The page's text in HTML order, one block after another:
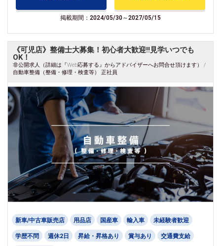
掲載期間：2024/05/30～2027/05/15
《可児店》整備士大募集！初心者大歓迎!!見学いつでも
OK！
非公開求人（詳細は『Web応募する』からアドバイザーへお問合せ頂けます） /
自動車整備（整備・修理・検査等） 正社員
新車/中古車販売店 用品店 国産車 輸入車 未経験者歓迎
学歴不問 週休2日 昇給・昇格あり 賞与あり 交通費支給